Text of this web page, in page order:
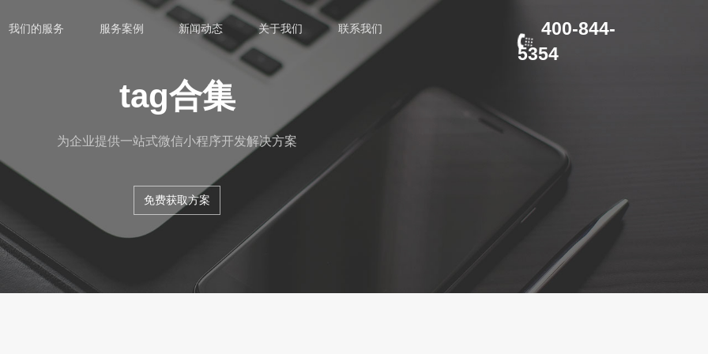
400-844-
5354
我们的服务 服务案例 新闻动态 关于我们 联系我们
tag合集
为企业提供一站式微信小程序开发解决方案
免费获取方案